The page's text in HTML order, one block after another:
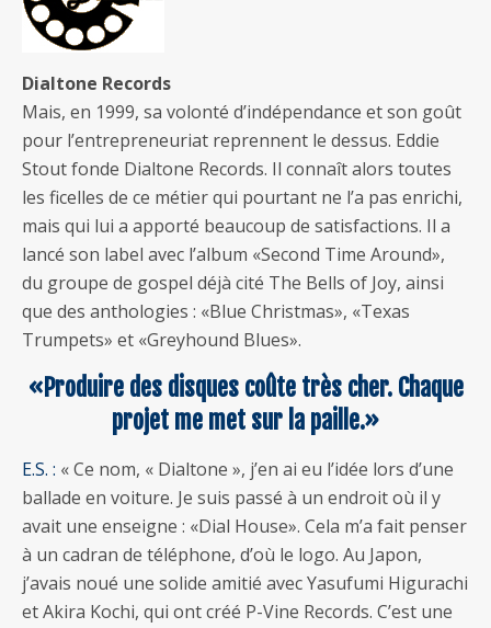
Dialtone Records
Mais, en 1999, sa volonté d’indépendance et son goût
pour l’entrepreneuriat reprennent le dessus. Eddie
Stout fonde Dialtone Records. Il connaît alors toutes
les ficelles de ce métier qui pourtant ne l’a pas enrichi,
mais qui lui a apporté beaucoup de satisfactions. Il a
lancé son label avec l’album «Second Time Around»,
du groupe de gospel déjà cité The Bells of Joy, ainsi
que des anthologies : «Blue Christmas», «Texas
Trumpets» et «Greyhound Blues».
«Produire des disques coûte très cher. Chaque
projet me met sur la paille.»
E.S. : « Ce nom, « Dialtone », j’en ai eu l’idée lors d’une
ballade en voiture. Je suis passé à un endroit où il y
avait une enseigne : «Dial House». Cela m’a fait penser
à un cadran de téléphone, d’où le logo. Au Japon,
j’avais noué une solide amitié avec Yasufumi Higurachi
et Akira Kochi, qui ont créé P-Vine Records. C’est une